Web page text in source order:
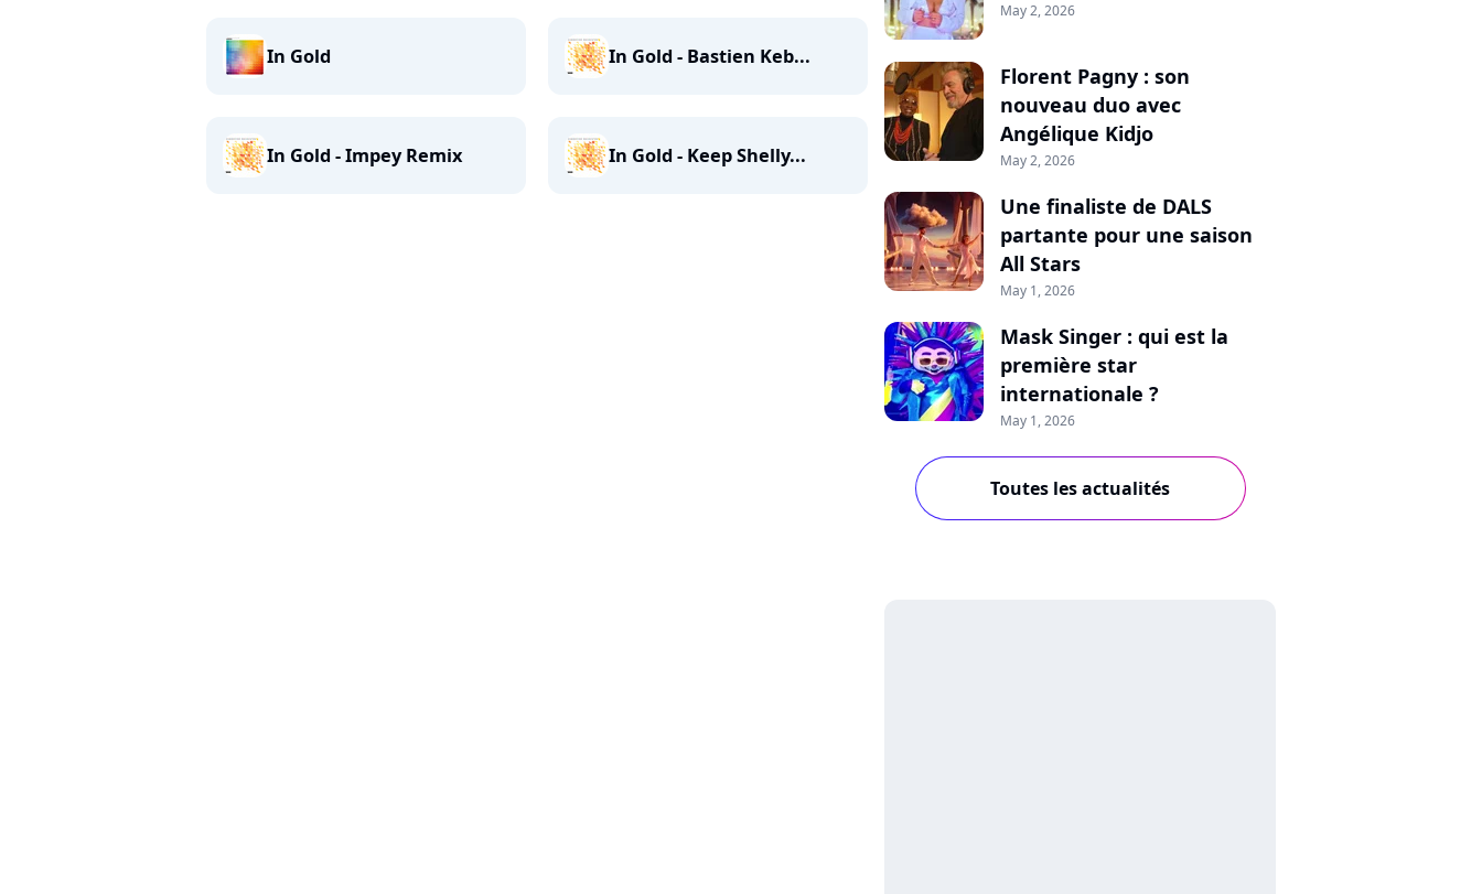
In Gold In Gold - Bastien Keb...
In Gold - Impey Remix In Gold - Keep Shelly...
May 2, 2026
Florent Pagny : son
nouveau duo avec
Angélique Kidjo
May 2, 2026
Une finaliste de DALS
partante pour une saison
All Stars
May 1, 2026
Mask Singer : qui est la
première star
internationale ?
May 1, 2026
Toutes les actualités